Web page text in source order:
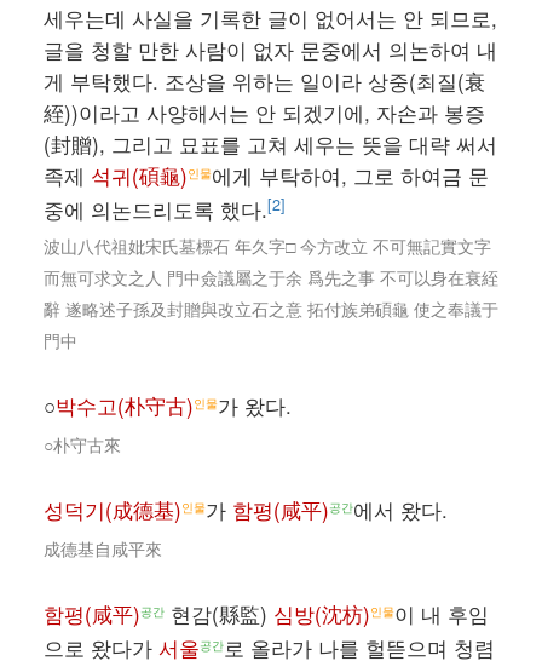
세우는데 사실을 기록한 글이 없어서는 안 되므로,
글을 청할 만한 사람이 없자 문중에서 의논하여 내
게 부탁했다. 조상을 위하는 일이라 상중(최질(衰
絰))이라고 사양해서는 안 되겠기에, 자손과 봉증
(封贈), 그리고 묘표를 고쳐 세우는 뜻을 대략 써서
족제 석귀(碩龜)인물에게 부탁하여, 그로 하여금 문
중에 의논드리도록 했다.[2]
波山八代祖妣宋氏墓標石 年久字□ 今方改立 不可無記實文字
而無可求文之人 門中僉議屬之于余 爲先之事 不可以身在衰絰
辭 遂略述子孫及封贈與改立石之意 拓付族弟碩龜 使之奉議于
門中
○박수고(朴守古)인물가 왔다.
○朴守古來
성덕기(成德基)인물가 함평(咸平)공간에서 왔다.
成德基自咸平來
함평(咸平)공간 현감(縣監) 심방(沈枋)인물이 내 후임
으로 왔다가 서울공간로 올라가 나를 헐뜯으며 청렴